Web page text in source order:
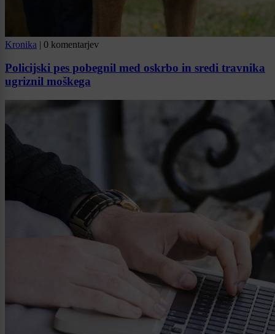
Kronika | 0 komentarjev
Policijski pes pobegnil med oskrbo in sredi travnika
ugriznil moškega